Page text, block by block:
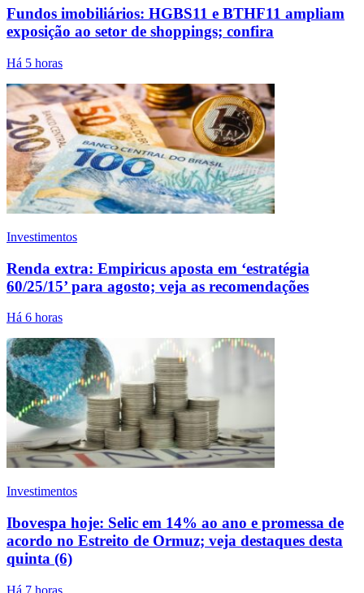
Fundos imobiliários: HGBS11 e BTHF11 ampliam
exposição ao setor de shoppings; confira
Há 5 horas
Investimentos
Renda extra: Empiricus aposta em ‘estratégia
60/25/15’ para agosto; veja as recomendações
Há 6 horas
Investimentos
Ibovespa hoje: Selic em 14% ao ano e promessa de
acordo no Estreito de Ormuz; veja destaques desta
quinta (6)
Há 7 horas